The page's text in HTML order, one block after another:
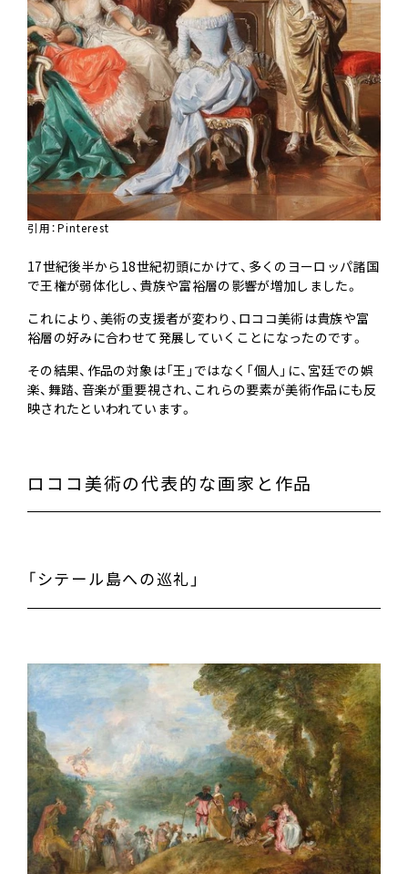
引用：Pinterest
17世紀後半から18世紀初頭にかけて、多くのヨーロッパ諸国
で王権が弱体化し、貴族や富裕層の影響が増加しました。
これにより、美術の支援者が変わり、ロココ美術は貴族や富
裕層の好みに合わせて発展していくことになったのです。
その結果、作品の対象は「王」ではなく「個人」に、宮廷での娯
楽、舞踏、音楽が重要視され、これらの要素が美術作品にも反
映されたといわれています。
ロココ美術の代表的な画家と作品
「シテール島への巡礼」